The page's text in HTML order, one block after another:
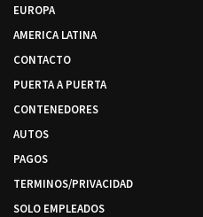
EUROPA
AMERICA LATINA
CONTACTO
PUERTA A PUERTA
CONTENEDORES
AUTOS
PAGOS
TERMINOS/PRIVACIDAD
SOLO EMPLEADOS